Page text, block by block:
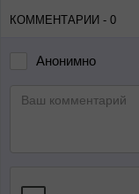
КОММЕНТАРИИ - 0
Анонимно